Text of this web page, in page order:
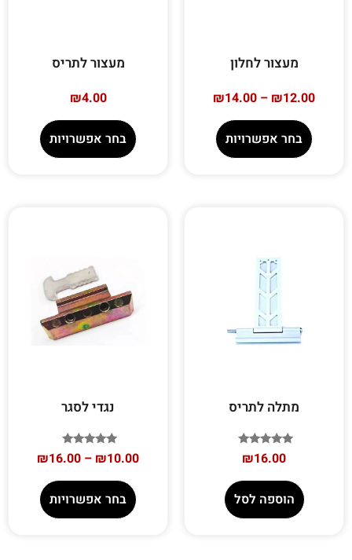
מעצור לחלון
₪12.00
–
₪14.00
בחר אפשרויות
מעצור לתריס
₪4.00
בחר אפשרויות
מתלה לתריס
דורג
5.00
₪16.00
הוספה לסל
נגדי לסגר
דורג
5.00₪10.00
–
₪16.00
בחר אפשרויות